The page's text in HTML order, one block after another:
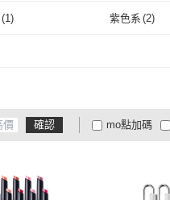
(1) 紫色系 (2)
確認 mo點加碼
大家電安心配